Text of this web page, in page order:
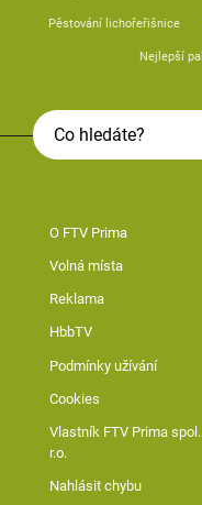
Pěstování lichořeřišnice
Nejlepší
O FTV Prima
Volná místa
Reklama
HbbTV
Podmínky užívání
Cookies
Vlastník FTV Prima
r.o.
Nahlásit chybu